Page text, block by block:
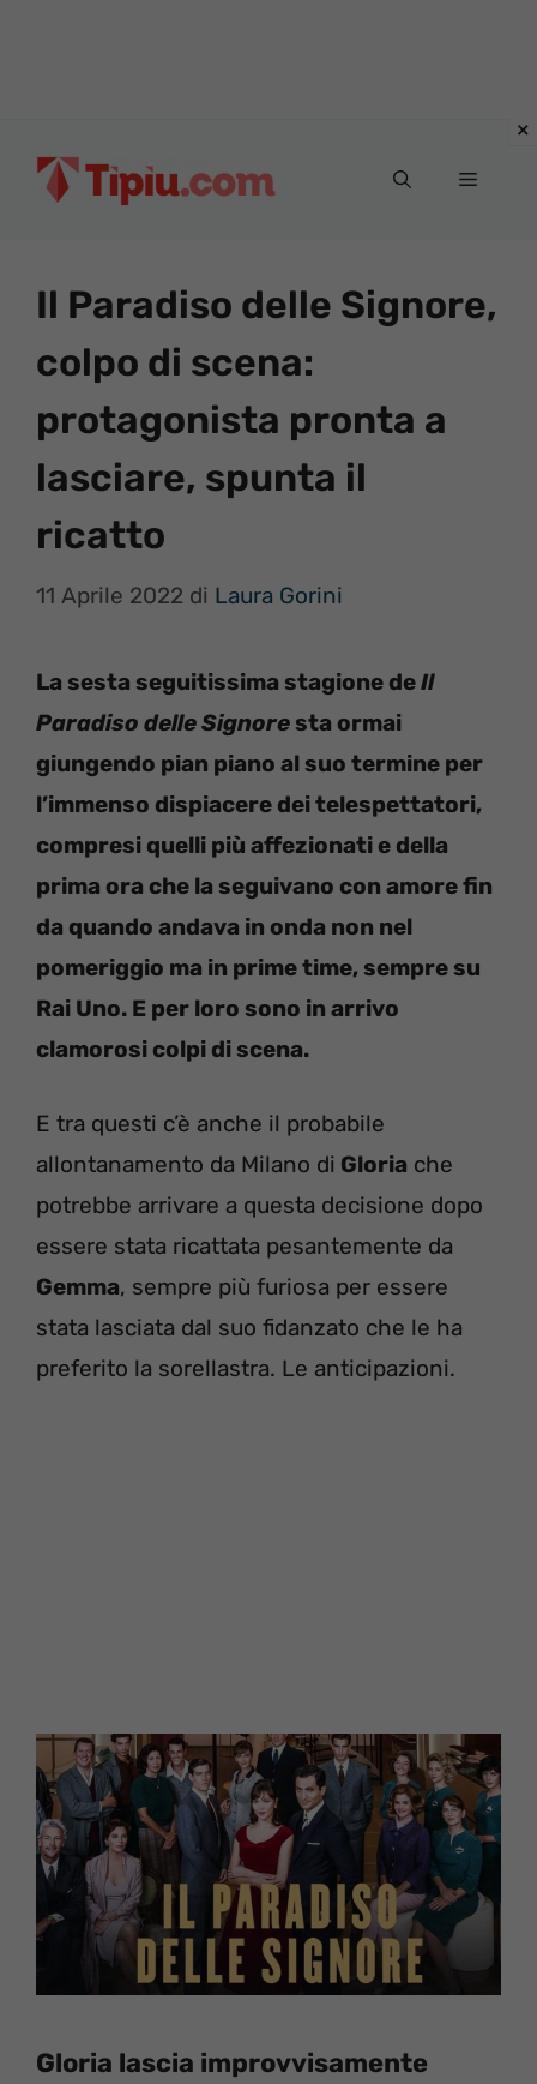
Menu
Il Paradiso delle Signore,
colpo di scena:
protagonista pronta a
lasciare, spunta il
ricatto
11 Aprile 2022 di Laura Gorini
La sesta seguitissima stagione deIl
Paradiso delle Signore sta ormai
giungendo pian piano al suo termine per
l’immenso dispiacere dei telespettatori,
compresi quelli più affezionati e della
prima ora che la seguivano con amore fin
da quando andava in onda non nel
pomeriggio ma in prime time, sempre su
Rai Uno. E per loro sono in arrivo
clamorosi colpi di scena.
E tra questi c’è anche il probabile
allontanamento da Milano di Gloria che
potrebbe arrivare a questa decisione dopo
essere stata ricattata pesantemente da
Gemma, sempre più furiosa per essere
stata lasciata dal suo fidanzato che le ha
preferito la sorellastra. Le anticipazioni.
Gloria lascia improvvisamente